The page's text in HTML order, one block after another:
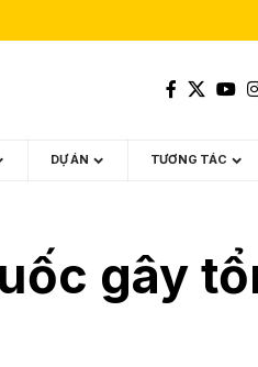
DỰ ÁN TƯƠNG TÁC
gây